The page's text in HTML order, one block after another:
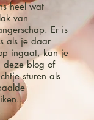
heel wat
van
Er is
als je daar
ingaat, kan je
deze blog of
sturen als